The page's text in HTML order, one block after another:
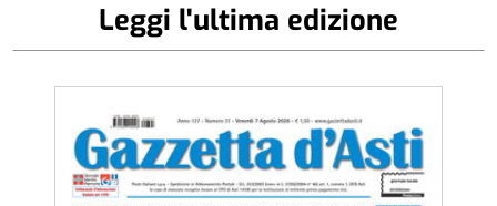
Leggi l'ultima edizione